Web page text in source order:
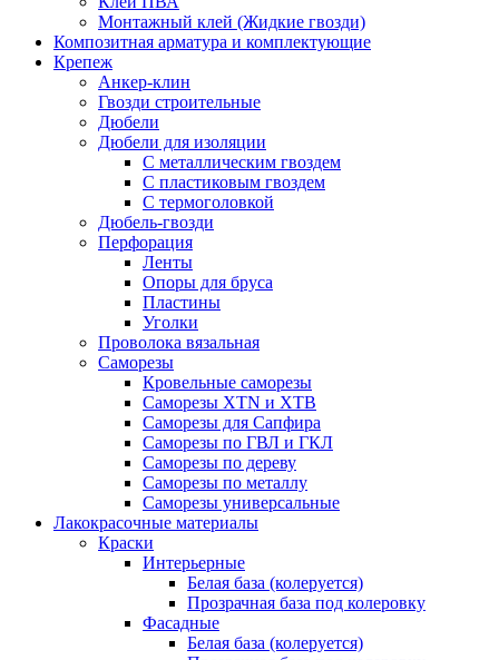
Монтажный клей (Жидкие гвозди)
Композитная арматура и комплектующие
Крепеж
Анкер-клин
Гвозди строительные
Дюбели
Дюбели для изоляции
С металлическим гвоздем
С пластиковым гвоздем
С термоголовкой
Дюбель-гвозди
Перфорация
Ленты
Опоры для бруса
Пластины
Уголки
Проволока вязальная
Саморезы
Кровельные саморезы
Саморезы XTN и ХTB
Саморезы для Сапфира
Саморезы по ГВЛ и ГКЛ
Саморезы по дереву
Саморезы по металлу
Саморезы универсальные
Лакокрасочные материалы
Краски
Интерьерные
Белая база (колеруется)
Прозрачная база под колеровку
Фасадные
Белая база (колеруется)